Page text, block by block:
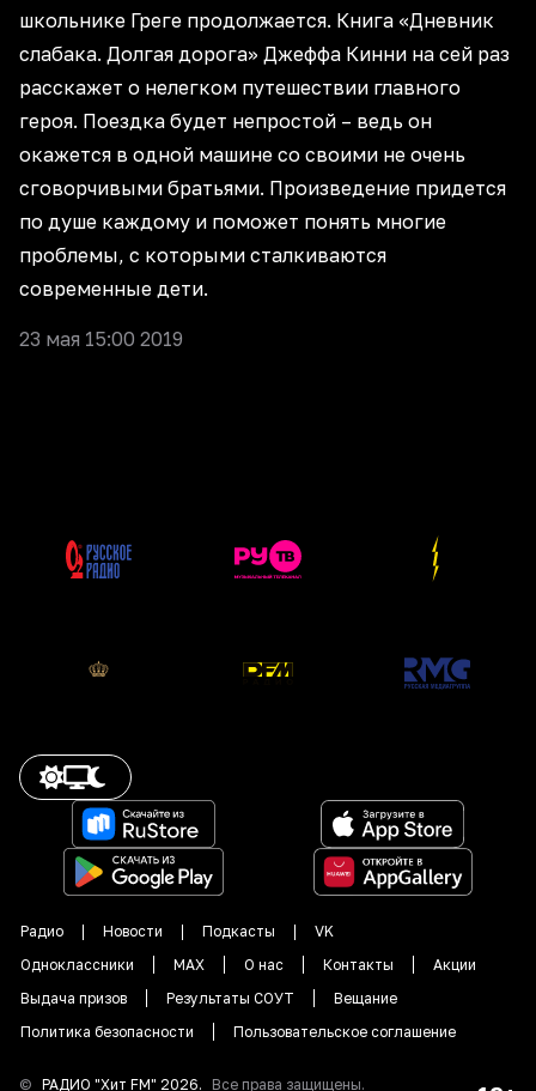
школьнике Греге продолжается. Книга «Дневник
слабака. Долгая дорога» Джеффа Кинни на сей раз
расскажет о нелегком путешествии главного
героя. Поездка будет непростой – ведь он
окажется в одной машине со своими не очень
сговорчивыми братьями. Произведение придется
по душе каждому и поможет понять многие
проблемы, с которыми сталкиваются
современные дети.
23 мая 15:00 2019
Радио Новости Подкасты
VK
Одноклассники
MAX О нас Контакты
Акции
Выдача призов
Результаты СОУТ
Вещание
Политика безопасности
Пользовательское соглашение
© РАДИО "Хит FM" 2026. Все права защищены.